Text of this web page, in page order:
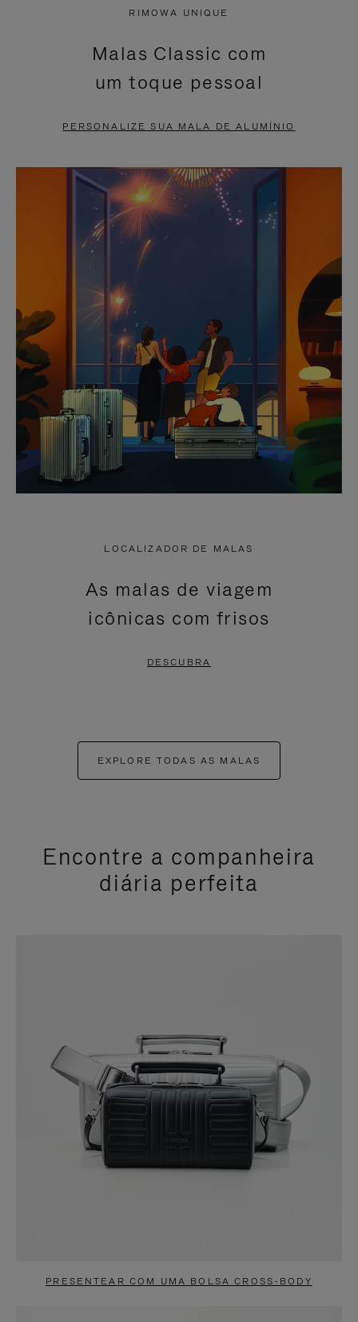
PAUSADO,
PRESSIONE
PARA
LO
SOM.
POR
FAVOR,
PARA
ATIVÁ-
LO
RIMOWA UNIQUE
Malas Classic com
um toque pessoal
PERSONALIZE SUA MALA DE ALUMÍNIO
LOCALIZADOR DE MALAS
As malas de viagem
icônicas com frisos
DESCUBRA
EXPLORE TODAS AS MALAS
Encontre a companheira
diária perfeita
PRESENTEAR COM UMA BOLSA CROSS-BODY